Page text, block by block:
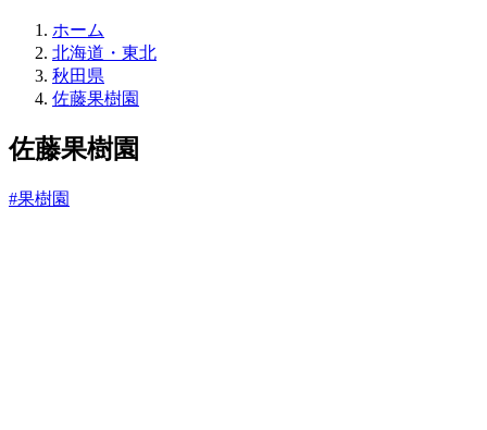
ホーム
売
ね
と
北海道・東北
秋田県
佐藤果樹園
佐藤果樹園
#果樹園